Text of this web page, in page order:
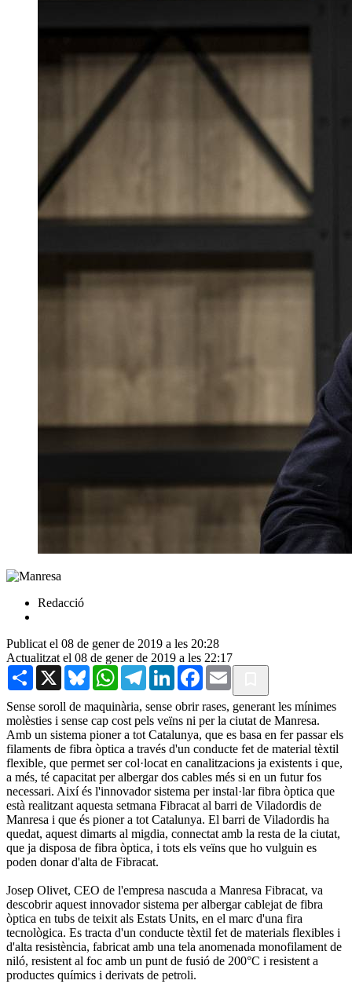
Redacció
Publicat el 08 de gener de 2019 a les 20:28
Actualitzat el 08 de gener de 2019 a les 22:17
Share X BlueskyWhatsAppTelegramLinkedInFacebook
Email
Sense soroll de maquinària, sense obrir rases, generant les mínimes
molèsties i sense cap cost pels veïns ni per la ciutat de Manresa.
Amb un sistema pioner a tot Catalunya, que es basa en fer passar els
filaments de fibra òptica a través d'un conducte fet de material tèxtil
flexible, que permet ser col·locat en canalitzacions ja existents i que,
a més, té capacitat per albergar dos cables més si en un futur fos
necessari. Així és l'innovador sistema per instal·lar fibra òptica que
està realitzant aquesta setmana Fibracat al barri de Viladordis de
Manresa i que és pioner a tot Catalunya. El barri de Viladordis ha
quedat, aquest dimarts al migdia, connectat amb la resta de la ciutat,
que ja disposa de fibra òptica, i tots els veïns que ho vulguin es
poden donar d'alta de Fibracat.
Josep Olivet, CEO de l'empresa nascuda a Manresa Fibracat, va
descobrir aquest innovador sistema per albergar cablejat de fibra
òptica en tubs de teixit als Estats Units, en el marc d'una fira
tecnològica. Es tracta d'un conducte tèxtil fet de materials flexibles i
d'alta resistència, fabricat amb una tela anomenada monofilament de
niló, resistent al foc amb un punt de fusió de 200°C i resistent a
productes químics i derivats de petroli.